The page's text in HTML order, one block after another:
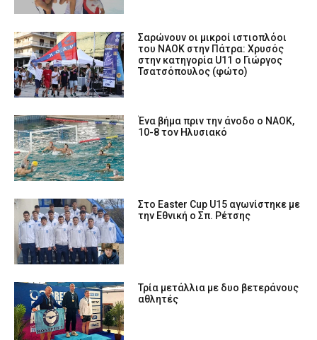
Σαρώνουν οι μικροί ιστιοπλόοι
του ΝΑΟΚ στην Πάτρα: Χρυσός
στην κατηγορία U11 ο Γιώργος
Τσατσόπουλος (φώτο)
Ένα βήμα πριν την άνοδο ο ΝΑΟΚ,
10-8 τον Ηλυσιακό
Στο Easter Cup U15 αγωνίστηκε με
την Εθνική ο Σπ. Ρέτσης
Τρία μετάλλια με δυο βετεράνους
αθλητές